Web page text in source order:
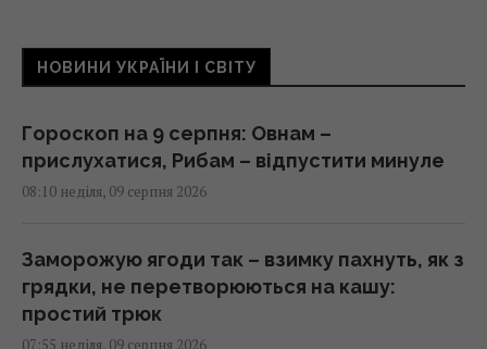
НОВИНИ УКРАЇНИ І СВІТУ
Гороскоп на 9 серпня: Овнам –
прислухатися, Рибам – відпустити минуле
08:10 неділя, 09 серпня 2026
Заморожую ягоди так – взимку пахнуть, як з
грядки, не перетворюються на кашу:
простий трюк
07:55 неділя, 09 серпня 2026